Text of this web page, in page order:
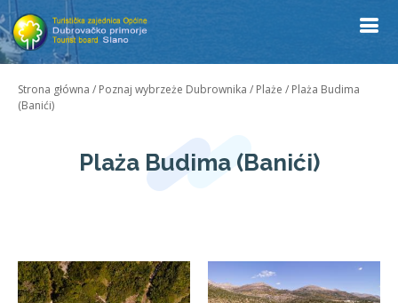
Strona główna / Poznaj wybrzeże Dubrownika / Plaże / Plaża Budima
(Banići)
Plaża Budima (Banići)